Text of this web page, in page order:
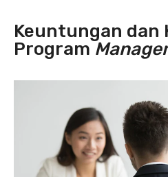
Keuntungan dan
Program